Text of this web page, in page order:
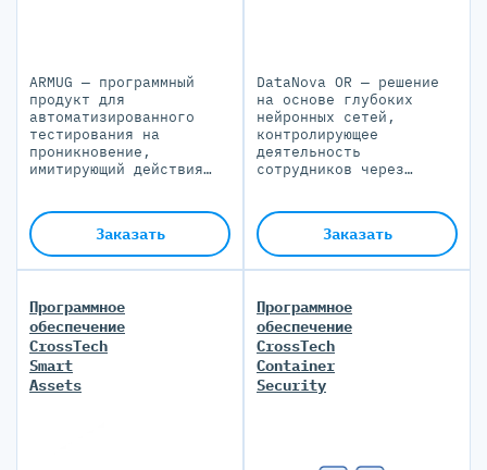
ARMUG — программный
продукт для
автоматизированного
тестирования на
проникновение,
имитирующий действия
периметре
Заказать
DataNova OR — решение
на основе глубоких
нейронных сетей,
контролирующее
деятельность
сотрудников через
нелегитимную активность
по настроенным
политикам безопасности.
Заказать
Программное
обеспечение
CrossTech
Smart
Assets
Программное
обеспечение
CrossTech
Container
Security